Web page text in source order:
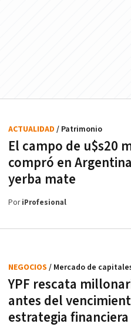
El campo de u$s20
compró en
yerba mate
ACTUALIDAD / Patrimonio
PoriProfesional
YPF rescata
antes del
estrategia financiera
NEGOCIOS / Mercado de